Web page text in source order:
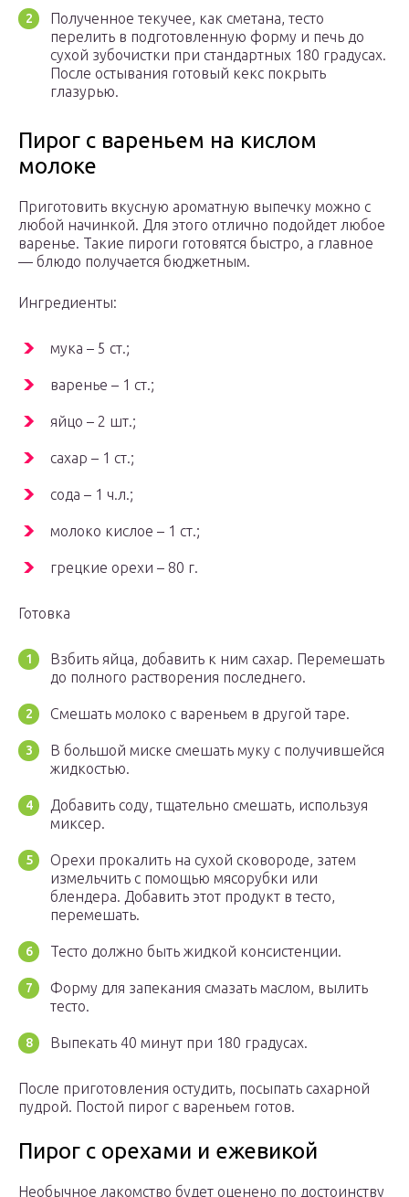
Полученное текучее, как сметана, тесто
перелить в подготовленную форму и печь до
сухой зубочистки при стандартных 180 градусах.
После остывания готовый кекс покрыть
глазурью.
Пирог с вареньем на кислом
молоке
Приготовить вкусную ароматную выпечку можно с
любой начинкой. Для этого отлично подойдет любое
варенье. Такие пироги готовятся быстро, а главное
— блюдо получается бюджетным.
Ингредиенты:
мука – 5 ст.;
варенье – 1 ст.;
яйцо – 2 шт.;
сахар – 1 ст.;
сода – 1 ч.л.;
молоко кислое – 1 ст.;
грецкие орехи – 80 г.
Готовка
Взбить яйца, добавить к ним сахар. Перемешать
до полного растворения последнего.
Смешать молоко с вареньем в другой таре.
В большой миске смешать муку с получившейся
жидкостью.
Добавить соду, тщательно смешать, используя
миксер.
Орехи прокалить на сухой сковороде, затем
измельчить с помощью мясорубки или
блендера. Добавить этот продукт в тесто,
перемешать.
Тесто должно быть жидкой консистенции.
Форму для запекания смазать маслом, вылить
тесто.
Выпекать 40 минут при 180 градусах.
После приготовления остудить, посыпать сахарной
пудрой. Постой пирог с вареньем готов.
Пирог с орехами и ежевикой
Необычное лакомство будет оценено по достоинству